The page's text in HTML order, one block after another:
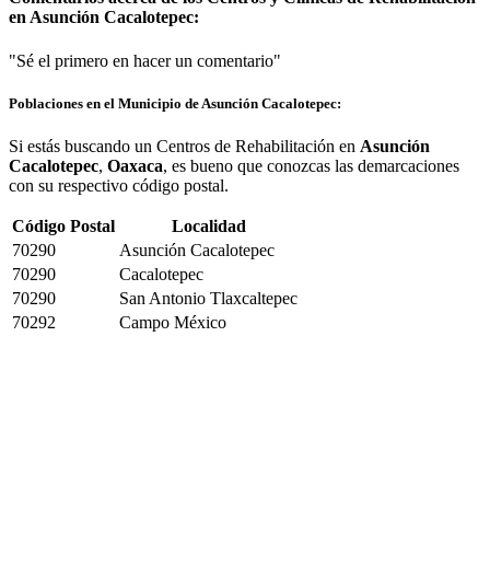
en Asunción Cacalotepec:
"Sé el primero en hacer un comentario"
Poblaciones en el Municipio de Asunción Cacalotepec:
Si estás buscando un Centros de Rehabilitación en Asunción
Cacalotepec, Oaxaca, es bueno que conozcas las demarcaciones
con su respectivo código postal.
Código Postal
Localidad
70290
Asunción Cacalotepec
70290
Cacalotepec
70290
San Antonio Tlaxcaltepec
70292
Campo México